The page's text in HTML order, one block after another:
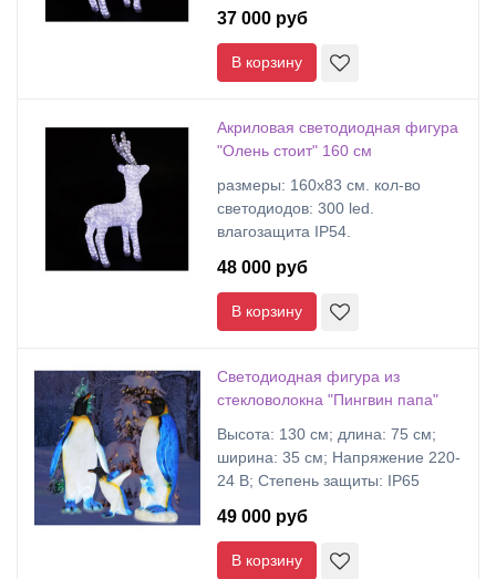
37 000 руб
В корзину
Акриловая светодиодная фигура
"Олень стоит" 160 см
размеры: 160х83 cм. кол-во
светодиодов: 300 led.
влагозащита IP54.
48 000 руб
В корзину
Светодиодная фигура из
стекловолокна "Пингвин папа"
Высота: 130 см; длина: 75 см;
ширина: 35 см; Напряжение 220-
24 В; Степень защиты: IP65
49 000 руб
В корзину